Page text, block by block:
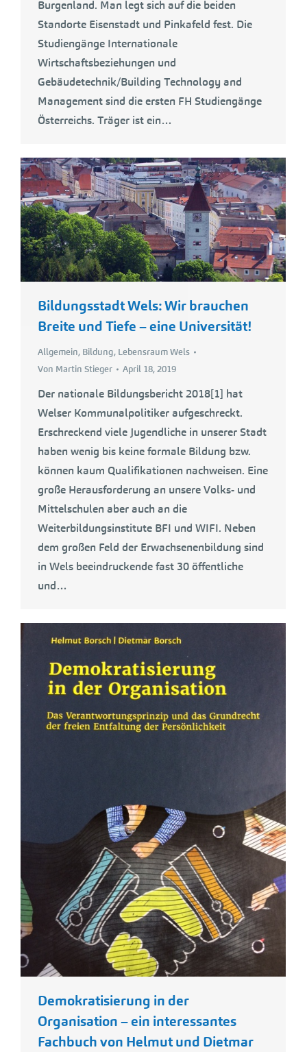
Burgenland. Man legt sich auf die beiden
Standorte Eisenstadt und Pinkafeld fest. Die
Studiengänge Internationale
Wirtschaftsbeziehungen und
Gebäudetechnik/Building Technology and
Management sind die ersten FH Studiengänge
Österreichs. Träger ist ein…
Bildungsstadt Wels: Wir brauchen
Breite und Tiefe – eine Universität!
Allgemein, Bildung, Lebensraum Wels
Von Martin Stieger April 18, 2019
Der nationale Bildungsbericht 2018[1] hat
Welser Kommunalpolitiker aufgeschreckt.
Erschreckend viele Jugendliche in unserer Stadt
haben wenig bis keine formale Bildung bzw.
können kaum Qualifikationen nachweisen. Eine
große Herausforderung an unsere Volks- und
Mittelschulen aber auch an die
Weiterbildungsinstitute BFI und WIFI. Neben
dem großen Feld der Erwachsenenbildung sind
in Wels beeindruckende fast 30 öffentliche
und…
Demokratisierung in der
Organisation – ein interessantes
Fachbuch von Helmut und Dietmar